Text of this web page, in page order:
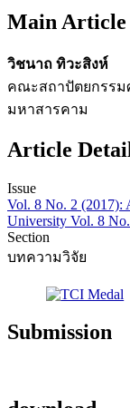
Main Article
วิชนาถ ทิวะสิงห์
คณะสถาปัตยกรรม
มหาสารคาม
Article
Issue
Vol. 8 No. 2 (2017):
University Vol. 8
Section
บทความวิจัย
Submission